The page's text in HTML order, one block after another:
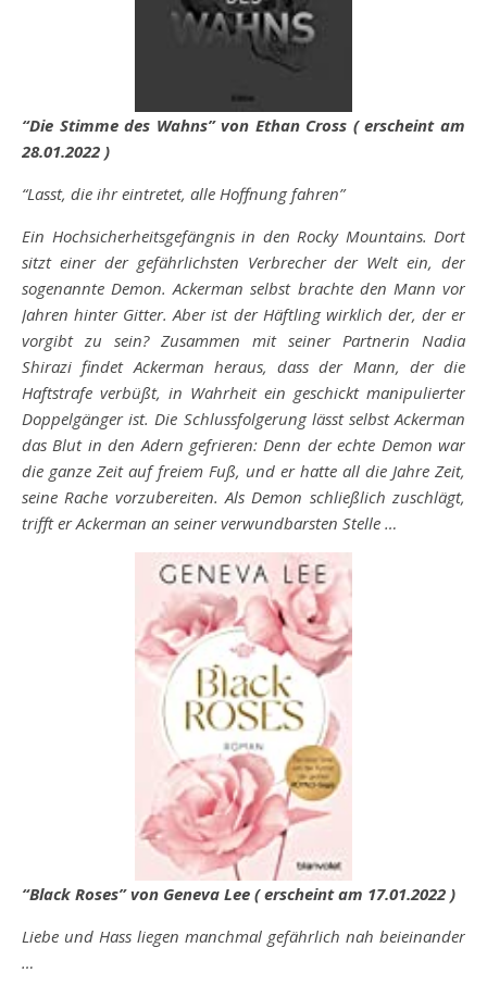
“Die Stimme des Wahns” von Ethan Cross ( erscheint am
28.01.2022 )
“Lasst, die ihr eintretet, alle Hoffnung fahren”
Ein Hochsicherheitsgefängnis in den Rocky Mountains. Dort
sitzt einer der gefährlichsten Verbrecher der Welt ein, der
sogenannte Demon. Ackerman selbst brachte den Mann vor
Jahren hinter Gitter. Aber ist der Häftling wirklich der, der er
vorgibt zu sein? Zusammen mit seiner Partnerin Nadia
Shirazi findet Ackerman heraus, dass der Mann, der die
Haftstrafe verbüßt, in Wahrheit ein geschickt manipulierter
Doppelgänger ist. Die Schlussfolgerung lässt selbst Ackerman
das Blut in den Adern gefrieren: Denn der echte Demon war
die ganze Zeit auf freiem Fuß, und er hatte all die Jahre Zeit,
seine Rache vorzubereiten. Als Demon schließlich zuschlägt,
trifft er Ackerman an seiner verwundbarsten Stelle …
“Black Roses” von Geneva Lee ( erscheint am 17.01.2022 )
Liebe und Hass liegen manchmal gefährlich nah beieinander
…